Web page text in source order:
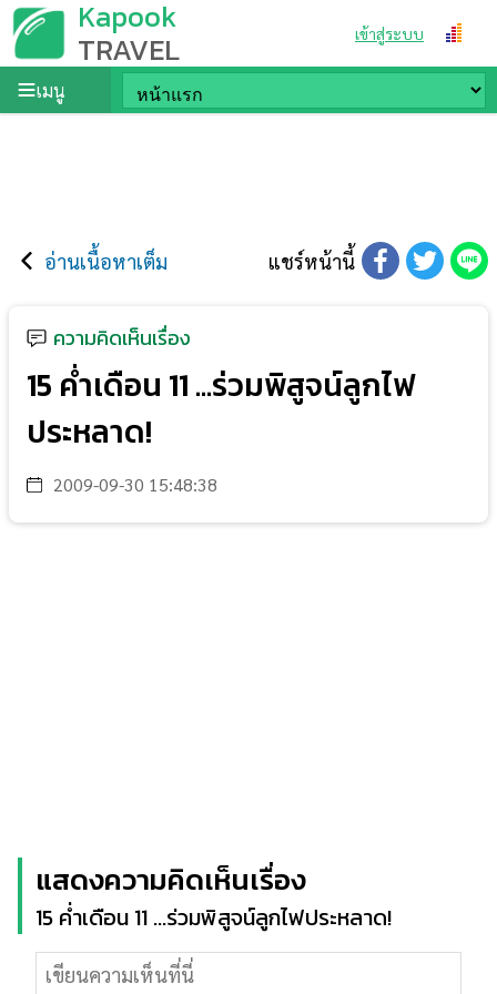
Kapook
TRAVEL เข้าสู่ระบบ
เมนู
อ่านเนื้อหาเต็ม แชร์หน้านี้
ความคิดเห็นเรื่อง
15 ค่ำเดือน 11 ...ร่วมพิสูจน์ลูกไฟ
ประหลาด!
2009-09-30 15:48:38
แสดงความคิดเห็นเรื่อง
15 ค่ำเดือน 11 ...ร่วมพิสูจน์ลูกไฟประหลาด!